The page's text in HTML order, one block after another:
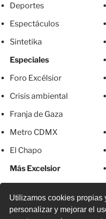
Utilizamos cookies propias
personalizar y mejorar el
Deportes
Espectáculos
Sintetika
Especiales
Foro Excélsior
Crisis ambiental
Franja de Gaza
Metro CDMX
El Chapo
Más Excelsior